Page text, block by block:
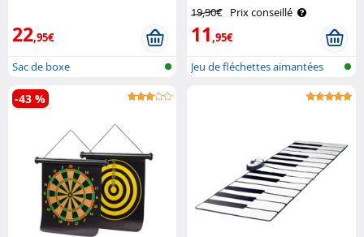
22,95€
Sac de boxe
19,90€ Prix conseillé
11,95€
Jeu de fléchettes aimantées
-43 %